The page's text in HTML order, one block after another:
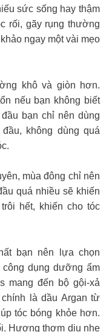
sức sống hay thậm
rối, gãy rụng thường
ngay một vài mẹo
khô và giòn hơn.
nếu bạn không biết
bạn chỉ nên dùng
không dùng quá
mùa đông chỉ nên
quá nhiều sẽ khiến
hết, khiến cho tóc
bạn nên lựa chọn
dụng dưỡng ẩm
mang đến bộ gội-xả
là dầu Argan từ
tóc bóng khỏe hơn.
Hương thơm dịu nhẹ